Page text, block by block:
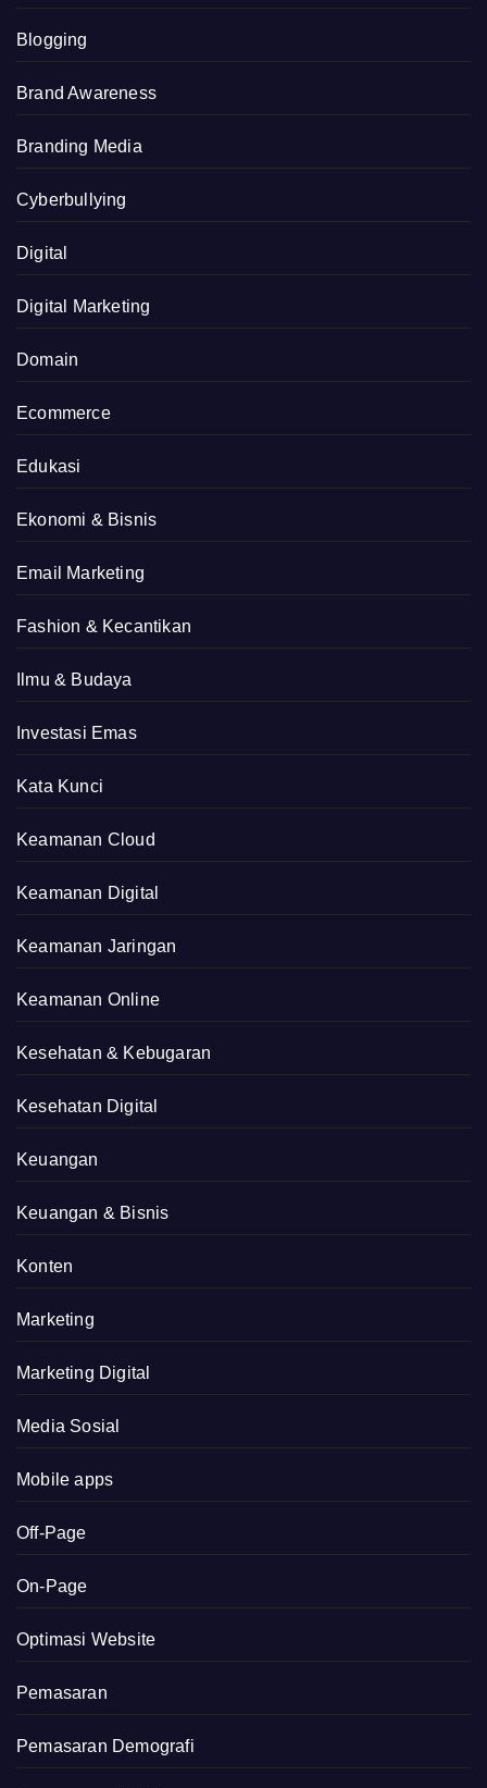
Blogging
Brand Awareness
Branding Media
Cyberbullying
Digital
Digital Marketing
Domain
Ecommerce
Edukasi
Ekonomi & Bisnis
Email Marketing
Fashion & Kecantikan
Ilmu & Budaya
Investasi Emas
Kata Kunci
Keamanan Cloud
Keamanan Digital
Keamanan Jaringan
Keamanan Online
Kesehatan & Kebugaran
Kesehatan Digital
Keuangan
Keuangan & Bisnis
Konten
Marketing
Marketing Digital
Media Sosial
Mobile apps
Off-Page
On-Page
Optimasi Website
Pemasaran
Pemasaran Demografi